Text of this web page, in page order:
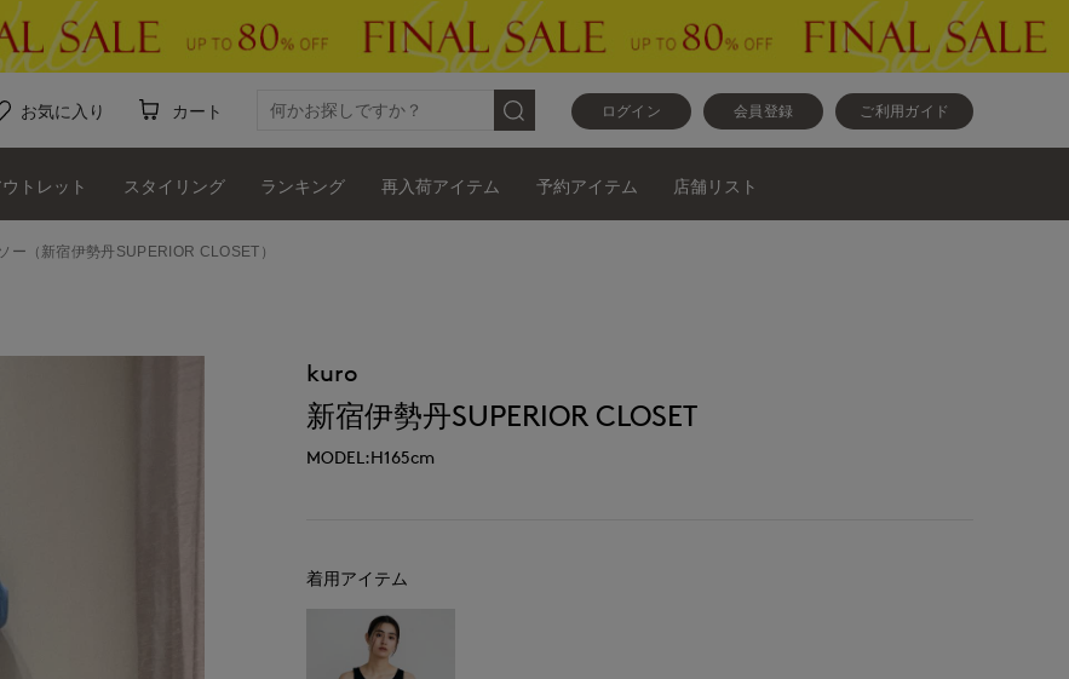
ログイン 会員登録 ご利用ガイド
お気に入り カート
トレット スタイリング ランキング 再入荷アイテム 予約アイテム 店舗リスト
ー（新宿伊勢丹SUPERIOR CLOSET）
kuro
新宿伊勢丹SUPERIOR CLOSET
MODEL:H165cm
着用アイテム